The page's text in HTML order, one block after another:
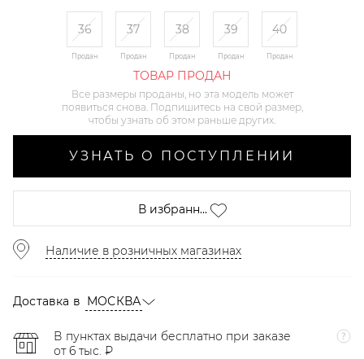
36
Продан
37
Продан
38
Продан
39
Продан
40
Продан
ТОВАР ПРОДАН
Все размеры проданы, но эта модель может
появиться снова. Подпишитесь на свой размер,
чтобы узнать об этом раньше других.
УЗНАТЬ О ПОСТУПЛЕНИИ
В избранн...
Наличие в розничных магазинах
Доставка в МОСКВА
В пунктах выдачи бесплатно при заказе
от 6 тыс. ₽